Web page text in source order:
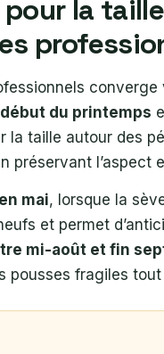
la
converge
début du printemps
la taille autour des
préservant l’aspect
en mai, lorsque la
et permet
mi-août et fin
fragiles tout